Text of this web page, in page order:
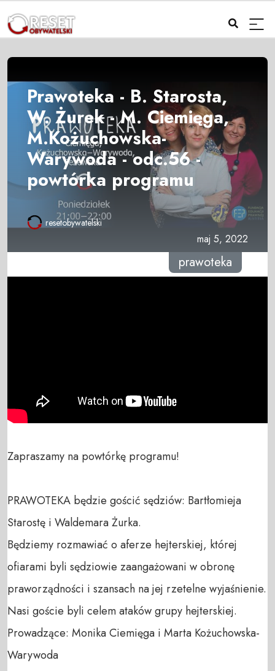
Prawoteka - B. Starosta,
W. Żurek - M. Ciemięga,
M.Kożuchowska-
Warywoda - odc.56 -
powtórka programu
resetobywatelski
maj 5, 2022
prawoteka
Zapraszamy na powtórkę programu!
PRAWOTEKA będzie gościć sędziów: Bartłomieja
Starostę i Waldemara Żurka.
Będziemy rozmawiać o aferze hejterskiej, której
ofiarami byli sędziowie zaangażowani w obronę
praworządności i szansach na jej rzetelne wyjaśnienie.
Nasi goście byli celem ataków grupy hejterskiej.
Prowadzące: Monika Ciemięga i Marta Kożuchowska-
Warywoda